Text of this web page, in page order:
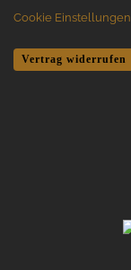
Cookie Einstellungen
Vertrag widerrufen